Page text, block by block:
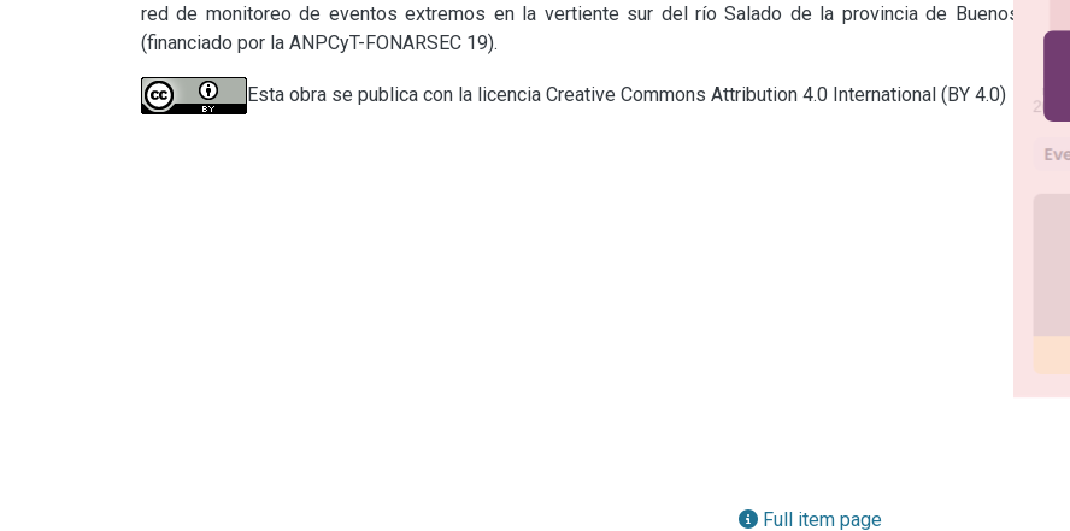
red de monitoreo de eventos extremos en la vertiente sur del río Salado de la provincia de Buenos Aires
(financiado por la ANPCyT-FONARSEC 19).
Esta obra se publica con la licencia Creative Commons Attribution 4.0 International (BY 4.0)
Full item page